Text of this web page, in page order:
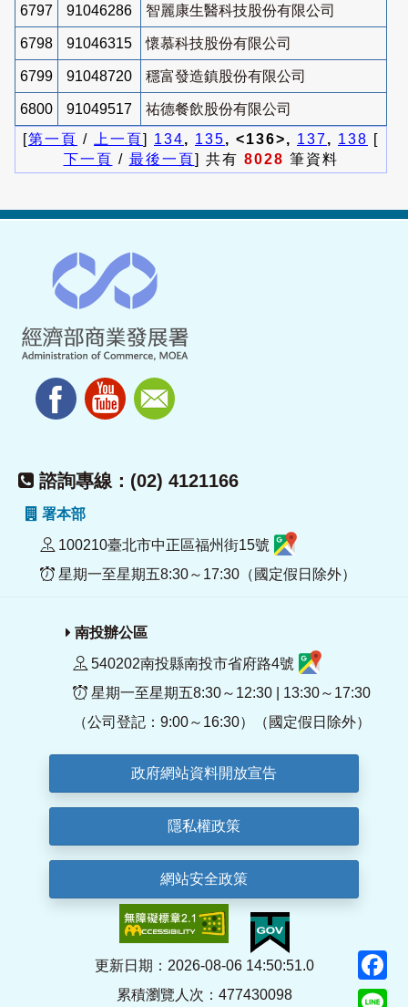
6797 91046286 智麗康生醫科技股份有限公司
6798 91046315 懷慕科技股份有限公司
6799 91048720 穩富發造鎮股份有限公司
6800 91049517
祐德餐飲股份有限公司
[第一頁 / 上一頁] 134, 135, <136>, 137, 138 [
下一頁 / 最後一頁] 共有 8028 筆資料
諮詢專線：(02) 4121166
署本部
100210臺北市中正區福州街15號
星期一至星期五8:30～17:30（國定假日除外）
南投辦公區
540202南投縣南投市省府路4號
星期一至星期五8:30～12:30 | 13:30～17:30
（公司登記：9:00～16:30）（國定假日除外）
政府網站資料開放宣告
隱私權政策
網站安全政策
更新日期：2026-08-06 14:50:51.0
累積瀏覽人次：477430098